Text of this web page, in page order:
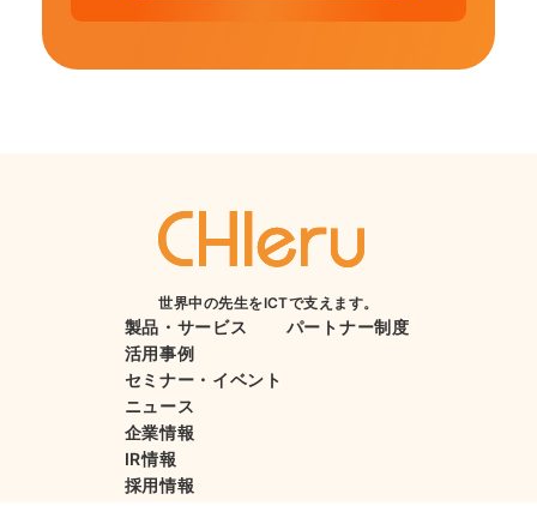
世界中の先生をICTで支えます。
製品・サービス
活用事例
セミナー・イベント
ニュース
企業情報
IR情報
採用情報
パートナー制度